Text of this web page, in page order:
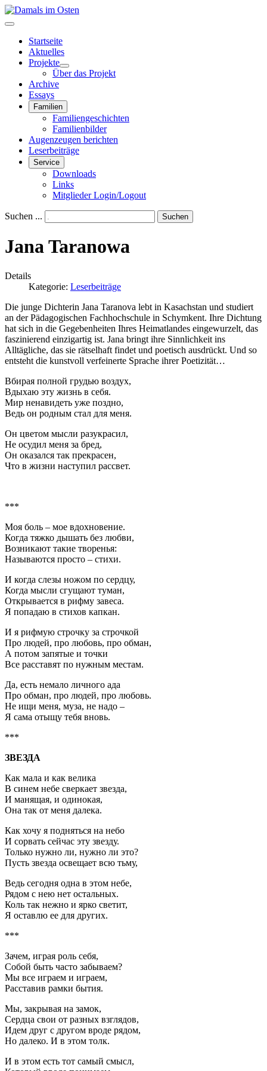
Startseite
Aktuelles
Projekte
Über das Projekt
Archive
Essays
Familien
Familiengeschichten
Familienbilder
Augenzeugen berichten
Leserbeiträge
Service
Downloads
Links
Mitglieder Login/Logout
Suchen ... Suchen
Jana Taranowa
Details
Kategorie: Leserbeiträge
Die junge Dichterin Jana Taranova lebt in Kasachstan und studiert
an der Pädagogischen Fachhochschule in Schymkent. Ihre Dichtung
hat sich in die Gegebenheiten Ihres Heimatlandes eingewurzelt, das
faszinierend einzigartig ist. Jana bringt ihre Sinnlichkeit ins
Alltägliche, das sie rätselhaft findet und poetisch ausdrückt. Und so
entsteht die kunstvoll verfeinerte Sprache ihrer Poetizität…
Вбирая полной грудью воздух,
Вдыхаю эту жизнь в себя.
Мир ненавидеть уже поздно,
Ведь он родным стал для меня.
Он цветом мысли разукрасил,
Не осудил меня за бред,
Он оказался так прекрасен,
Что в жизни наступил рассвет.
***
Моя боль – мое вдохновение.
Когда тяжко дышать без любви,
Возникают такие творенья:
Называются просто – стихи.
И когда слезы ножом по сердцу,
Когда мысли сгущают туман,
Открывается в рифму завеса.
Я попадаю в стихов капкан.
И я рифмую строчку за строчкой
Про людей, про любовь, про обман,
А потом запятые и точки
Все расставят по нужным местам.
Да, есть немало личного ада
Про обман, про людей, про любовь.
Не ищи меня, муза, не надо –
Я сама отыщу тебя вновь.
***
ЗВЕЗДА
Как мала и как велика
В синем небе сверкает звезда,
И манящая, и одинокая,
Она так от меня далека.
Как хочу я подняться на небо
И сорвать сейчас эту звезду.
Только нужно ли, нужно ли это?
Пусть звезда освещает всю тьму,
Ведь сегодня одна в этом небе,
Рядом с нею нет остальных.
Коль так нежно и ярко светит,
Я оставлю ее для других.
***
Зачем, играя роль себя,
Собой быть часто забываем?
Мы все играем и играем,
Расставив рамки бытия.
Мы, закрывая на замок,
Сердца свои от разных взглядов,
Идем друг с другом вроде рядом,
Но далеко. И в этом толк.
И в этом есть тот самый смысл,